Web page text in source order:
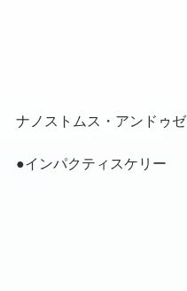
ナノストムス・アンドゥゼ
●インパクティスケリー